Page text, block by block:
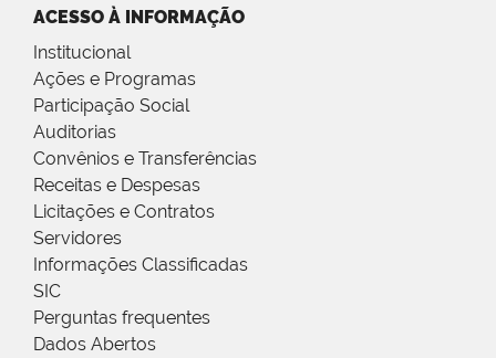
ACESSO À INFORMAÇÃO
Institucional
Ações e Programas
Participação Social
Auditorias
Convênios e Transferências
Receitas e Despesas
Licitações e Contratos
Servidores
Informações Classificadas
SIC
Perguntas frequentes
Dados Abertos